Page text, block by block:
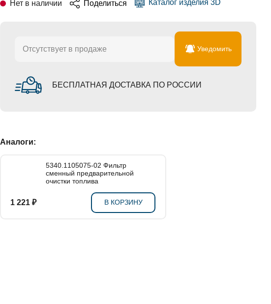
Нет в наличии Поделиться Каталог изделия 3D
Отсутствует в продаже Уведомить
БЕСПЛАТНАЯ ДОСТАВКА ПО РОССИИ
Аналоги:
5340.1105075-02 Фильтр
сменный предварительной
очистки топлива
1 221 ₽ В КОРЗИНУ